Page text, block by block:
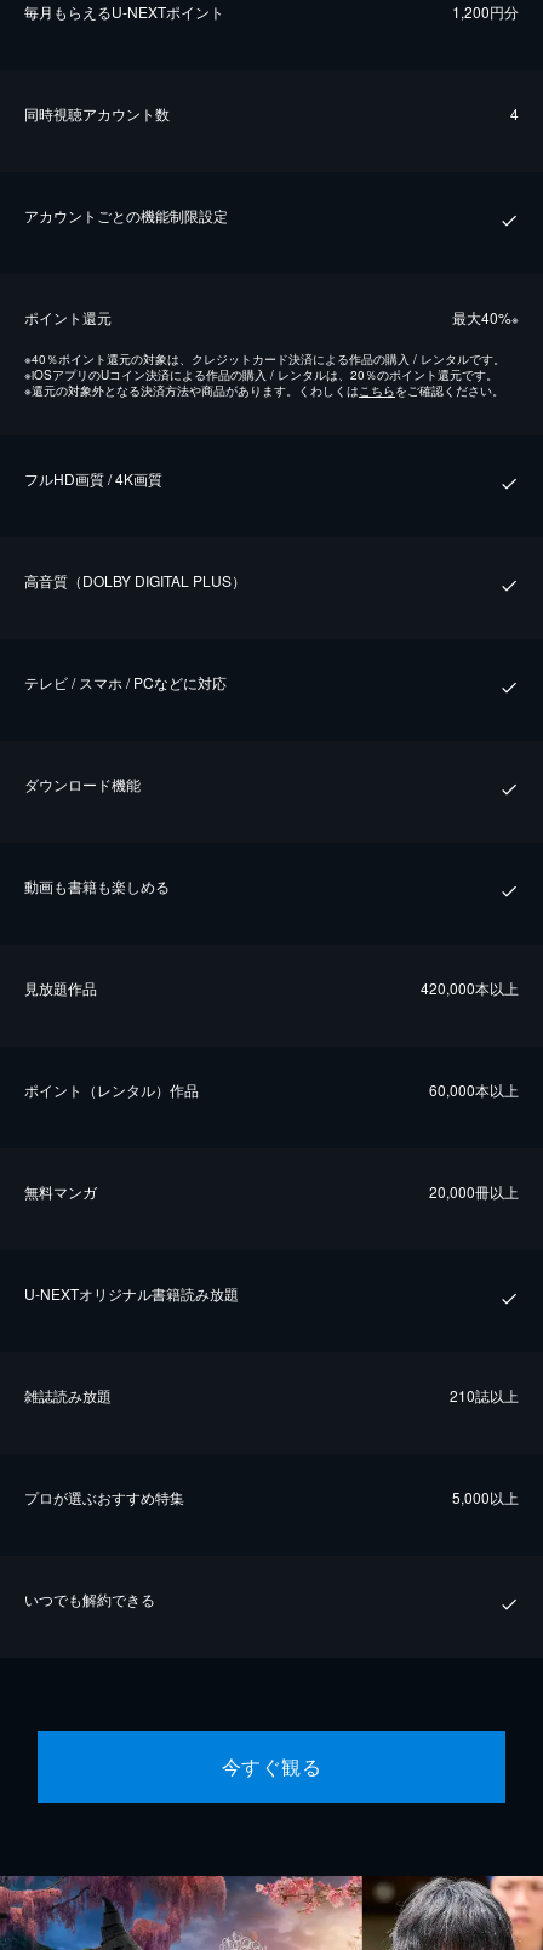
毎⽉もらえるU-NEXTポイント 1,200円分
同時視聴アカウント数 4
アカウントごとの機能制限設定
ポイント還元 最⼤40%※
※40％ポイント還元の対象は、クレジットカード決済による作品の購入 / レンタルです。
※iOSアプリのUコイン決済による作品の購入 / レンタルは、20％のポイント還元です。
※還元の対象外となる決済方法や商品があります。くわしくはこちらをご確認ください。
フルHD画質 / 4K画質
⾼⾳質（DOLBY DIGITAL PLUS）
テレビ / スマホ / PCなどに対応
ダウンロード機能
動画も書籍も楽しめる
⾒放題作品 420,000本以上
ポイント（レンタル）作品 60,000本以上
無料マンガ 20,000冊以上
U-NEXTオリジナル書籍読み放題
雑誌読み放題 210誌以上
プロが選ぶおすすめ特集 5,000以上
いつでも解約できる
今すぐ観る